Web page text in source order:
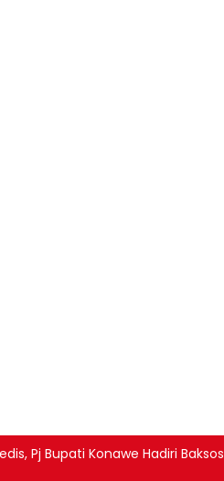
Pj Bupati Konawe Hadiri Baksos